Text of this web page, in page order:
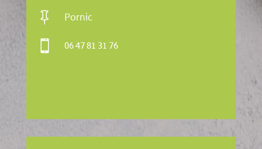
 Pornic
 06 47 81 31 76